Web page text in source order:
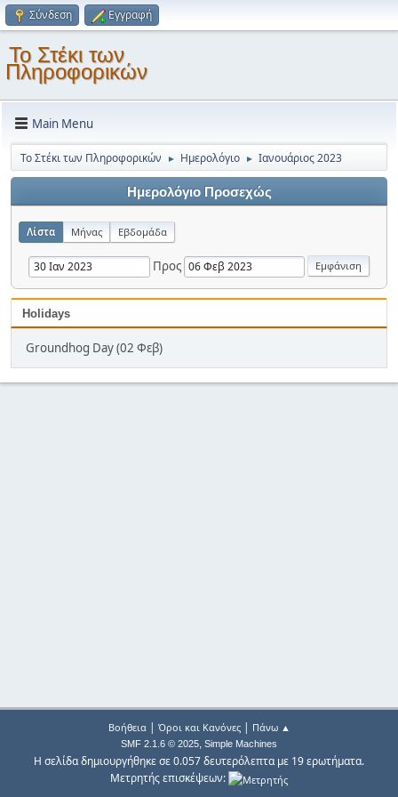
Σύνδεση Εγγραφή
Το Στέκι των
Πληροφορικών
Main Menu
Το Στέκι των Πληροφορικών ► Ημερολόγιο ► Ιανουάριος 2023
Ημερολόγιο Προσεχώς
Λίστα Μήνας Εβδομάδα
Προς
Holidays
Groundhog Day (02 Φεβ)
Βοήθεια| Όροι και Κανόνες| Πάνω ▲
SMF 2.1.6 © 2025, Simple Machines
Η σελίδα δημιουργήθηκε σε 0.057 δευτερόλεπτα με 19 ερωτήματα.
Μετρητής επισκέψεων: